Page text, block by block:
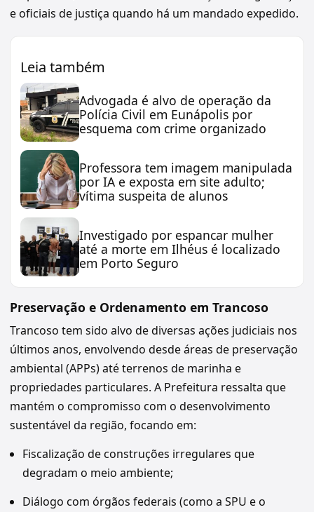
e oficiais de justiça quando há um mandado expedido.
Leia também
Advogada é alvo de operação da
Polícia Civil em Eunápolis por
esquema com crime organizado
Professora tem imagem manipulada
por IA e exposta em site adulto;
vítima suspeita de alunos
Investigado por espancar mulher
até a morte em Ilhéus é localizado
em Porto Seguro
Preservação e Ordenamento em Trancoso
Trancoso tem sido alvo de diversas ações judiciais nos
últimos anos, envolvendo desde áreas de preservação
ambiental (APPs) até terrenos de marinha e
propriedades particulares. A Prefeitura ressalta que
mantém o compromisso com o desenvolvimento
sustentável da região, focando em:
Fiscalização de construções irregulares que
degradam o meio ambiente;
Diálogo com órgãos federais (como a SPU e o